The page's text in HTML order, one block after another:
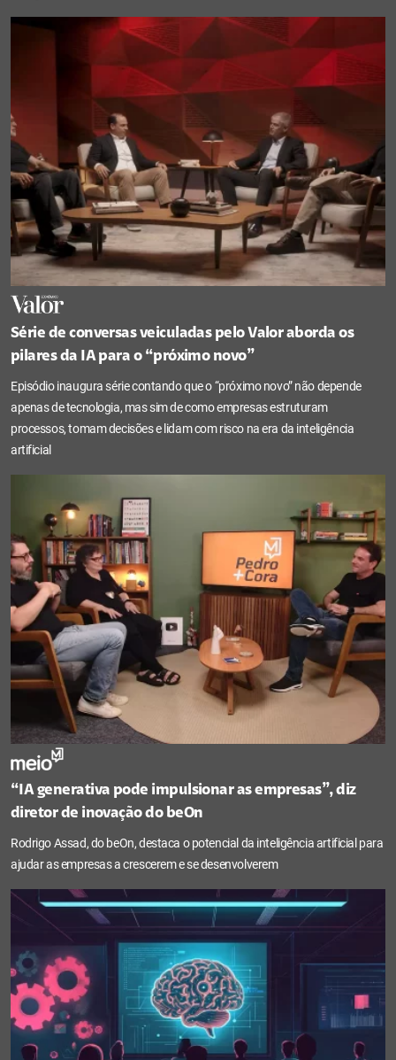
Série de conversas veiculadas pelo Valor aborda os
pilares da IA para o “próximo novo”
Episódio inaugura série contando que o “próximo novo” não depende
apenas de tecnologia, mas sim de como empresas estruturam
processos, tomam decisões e lidam com risco na era da inteligência
artificial
“IA generativa pode impulsionar as empresas”, diz
diretor de inovação do beOn
Rodrigo Assad, do beOn, destaca o potencial da inteligência artificial para
ajudar as empresas a crescerem e se desenvolverem